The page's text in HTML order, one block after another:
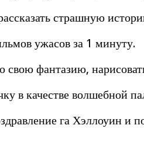
страшную
ужасов за 1 минуту.
фантазию,
в качестве волшебной
га Хэллоуин и